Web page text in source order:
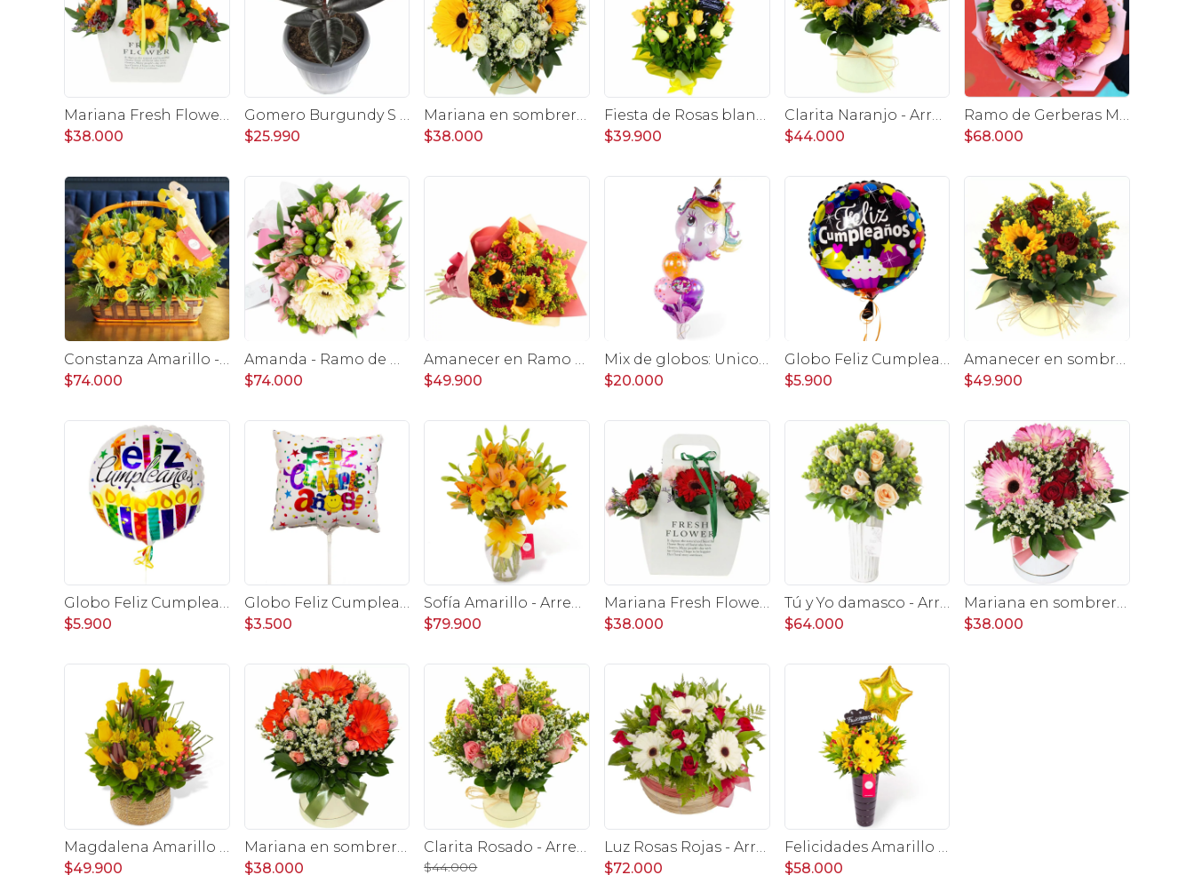
Mariana Fresh Flower Bag Amarillo - Arreglo Floral con gerberas amarillo, minirosas y limonium
$38.000
Gomero Burgundy S - Planta de interior en macetero
$25.990
Mariana en sombrerero amarillo - Arreglo floral con gerberas amarillo, minirosas y limonium
$38.000
Fiesta de Rosas blanco y amarillo - arreglo con rosas, hypericum y globo feliz cumpleaños
$39.900
Clarita Naranjo - Arreglo floral en sombrerero con rosas naranjo, limonium y vara de oro
$44.000
Ramo de Gerberas Mix - Ramo con 30 gerberas multicolor y ruscus
$68.000
$74.000
$74.000
$49.900
$20.000
$5.900
$49.900
Globo Feliz Cumpleaños Velitas 35 cm
$5.900
Globo Feliz Cumpleaños Cuadrangular
$3.500
Sofía Amarillo - Arreglo floral en florero ánfora con liliums naranjos, gerberas amarillas y maules verdes
$79.900
Mariana Fresh Flower Bag Rojo - Arreglo Floral con gerberas rojo, minirosas y limonium
$38.000
Tú y Yo damasco - Arreglo floral con rosas damasco e hypericum verde
$64.000
Mariana en sombrerero rosado - Arreglo floral con gerberas rosado, minirosas y limonium
$38.000
Magdalena Amarillo - Arreglo floral con rosas, gerbera y astromelias amarillas
$49.900
Mariana en sombrerero naranjo - Arreglo floral con gerberas naranjo, minirosas y limonium
$38.000
Clarita Rosado - Arreglo floral en sombrerero con rosas Rosado, limonium y vara de oro
$44.000
Luz Rosas Rojas - Arreglo floral en canasto circular con gerberas blancas, rosas rojas y astromelias blancas
$72.000
Felicidades Amarillo - Arreglo floral con globo, gerberas y astromelias amarillas e hypericum
$58.000